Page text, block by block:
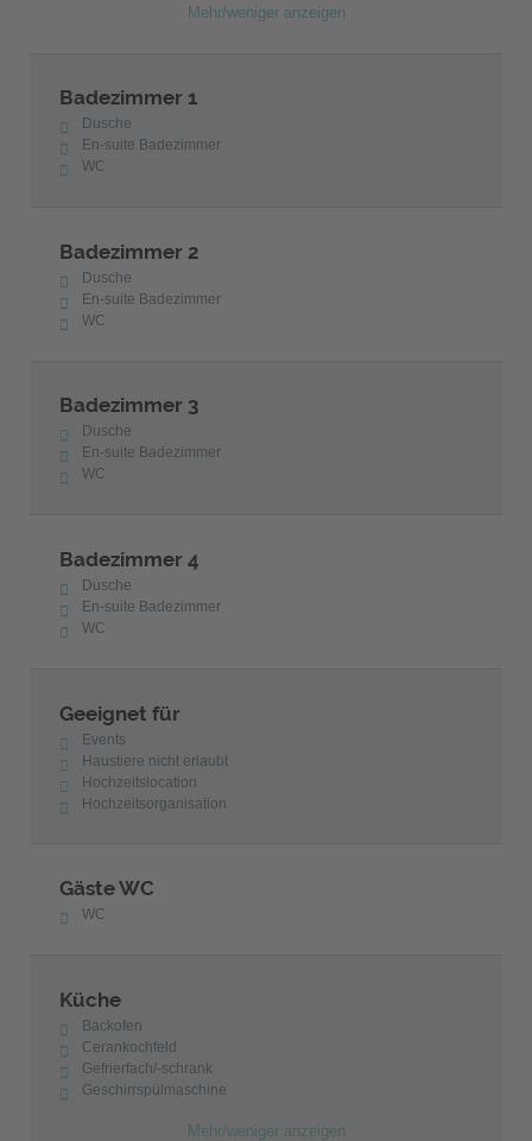
Mehr/weniger anzeigen
Badezimmer 1
Dusche
En-suite Badezimmer
WC
Badezimmer 2
Dusche
En-suite Badezimmer
WC
Badezimmer 3
Dusche
En-suite Badezimmer
WC
Badezimmer 4
Dusche
En-suite Badezimmer
WC
Geeignet für
Events
Haustiere nicht erlaubt
Hochzeitslocation
Hochzeitsorganisation
Gäste WC
WC
Küche
Backofen
Cerankochfeld
Gefrierfach/-schrank
Geschirrspülmaschine
Mehr/weniger anzeigen